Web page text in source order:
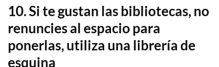
10. Si te gustan las bibliotecas, no
renuncies al espacio para
ponerlas, utiliza una librería de
esquina